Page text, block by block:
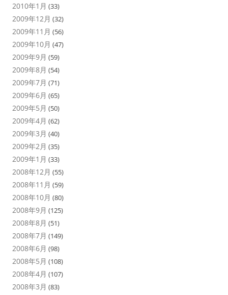
2010年1月 (33)
2009年12月 (32)
2009年11月 (56)
2009年10月 (47)
2009年9月 (59)
2009年8月 (54)
2009年7月 (71)
2009年6月 (65)
2009年5月 (50)
2009年4月 (62)
2009年3月 (40)
2009年2月 (35)
2009年1月 (33)
2008年12月 (55)
2008年11月 (59)
2008年10月 (80)
2008年9月 (125)
2008年8月 (51)
2008年7月 (149)
2008年6月 (98)
2008年5月 (108)
2008年4月 (107)
2008年3月 (83)